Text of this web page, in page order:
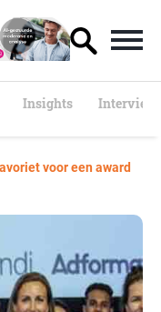
Insights
voor een award